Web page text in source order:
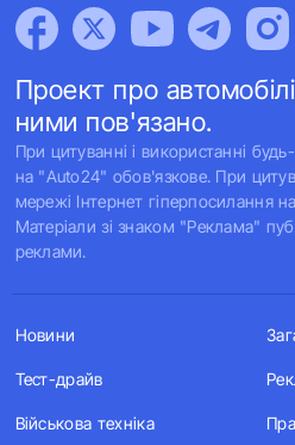
Проект про
ними пов'язано.
При цитуванні і використанні
на "Auto24" обов'язкове. При
мережі Інтернет гіперпосилання
Матеріали зі знаком "Реклама"
реклами.
Новини
Тест-драйв
Військова техніка